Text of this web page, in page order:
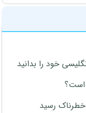
خود را بدانید
رسید